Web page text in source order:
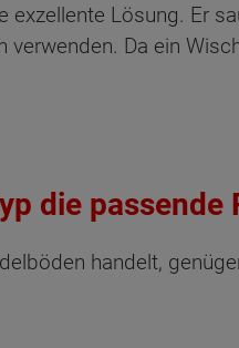
exzellente Lösung. Er
verwenden. Da ein
die
handelt,